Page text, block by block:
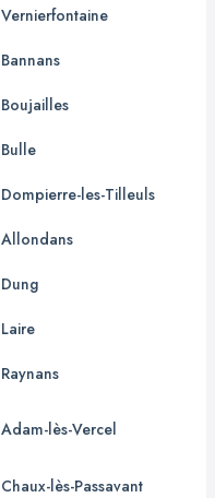
Vernierfontaine
Bannans
Boujailles
Bulle
Dompierre-les-Tilleuls
Allondans
Dung
Laire
Raynans
Adam-lès-Vercel
Chaux-lès-Passavant